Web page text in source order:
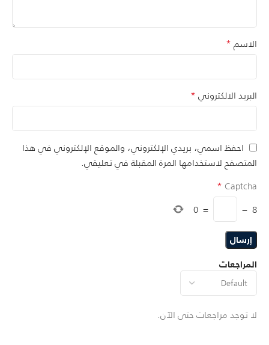
المراجعات
لا توجد مراجعات حتى الآن.
الاسم *
البريد الالكتروني *
احفظ اسمي، بريدي الإلكتروني، والموقع الإلكتروني في هذا
المتصفح لاستخدامها المرة المقبلة في تعليقي.
Captcha
*
8
−
=
0